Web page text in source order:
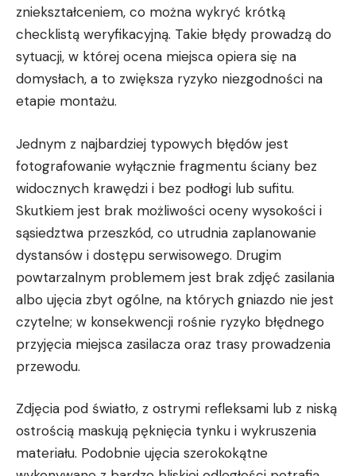
zniekształceniem, co można wykryć krótką
checklistą weryfikacyjną. Takie błędy prowadzą do
sytuacji, w której ocena miejsca opiera się na
domysłach, a to zwiększa ryzyko niezgodności na
etapie montażu.
Jednym z najbardziej typowych błędów jest
fotografowanie wyłącznie fragmentu ściany bez
widocznych krawędzi i bez podłogi lub sufitu.
Skutkiem jest brak możliwości oceny wysokości i
sąsiedztwa przeszkód, co utrudnia zaplanowanie
dystansów i dostępu serwisowego. Drugim
powtarzalnym problemem jest brak zdjęć zasilania
albo ujęcia zbyt ogólne, na których gniazdo nie jest
czytelne; w konsekwencji rośnie ryzyko błędnego
przyjęcia miejsca zasilacza oraz trasy prowadzenia
przewodu.
Zdjęcia pod światło, z ostrymi refleksami lub z niską
ostrością maskują pęknięcia tynku i wykruszenia
materiału. Podobnie ujęcia szerokokątne